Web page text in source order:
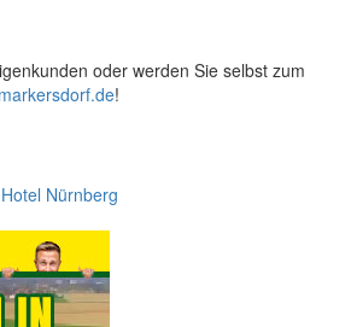
oder werden Sie selbst zum
!
Hotel Nürnberg